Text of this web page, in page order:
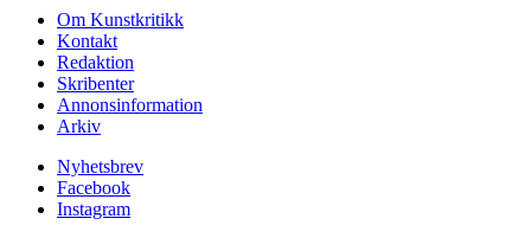
Om Kunstkritikk
Kontakt
Redaktion
Skribenter
Annonsinformation
Arkiv
Nyhetsbrev
Facebook
Instagram